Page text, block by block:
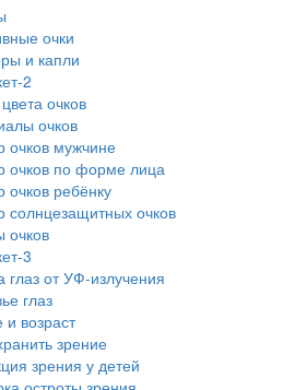
очки
и капли
2
очков
очков
очков мужчине
очков по форме лица
очков ребёнку
солнцезащитных очков
3
глаз от УФ-излучения
глаз
и возраст
зрение
зрения у детей